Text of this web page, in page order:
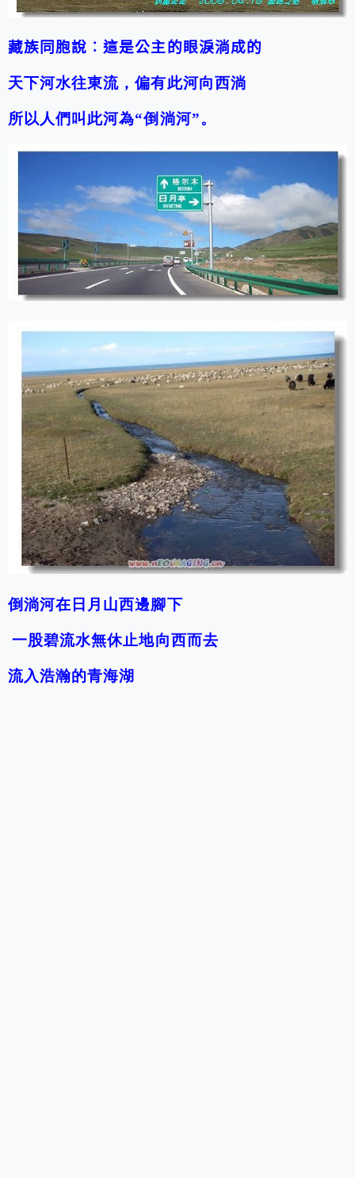
藏族同胞說︰這是公主的眼淚淌成的
天下河水往東流，偏有此河向西淌
所以人們叫此河為“倒淌河”。
倒淌河在日月山西邊腳下
一股碧流水無休止地向西而去
流入浩瀚的青海湖